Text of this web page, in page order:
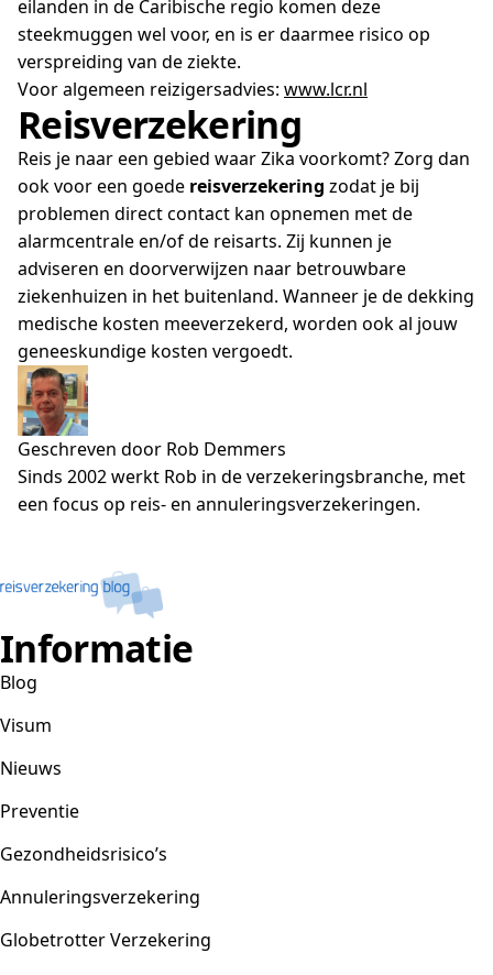
eilanden in de Caribische regio komen deze
steekmuggen wel voor, en is er daarmee risico op
verspreiding van de ziekte.
Voor algemeen reizigersadvies: www.lcr.nl
Reisverzekering
Reis je naar een gebied waar Zika voorkomt? Zorg dan
ook voor een goede reisverzekering zodat je bij
problemen direct contact kan opnemen met de
alarmcentrale en/of de reisarts. Zij kunnen je
adviseren en doorverwijzen naar betrouwbare
ziekenhuizen in het buitenland. Wanneer je de dekking
medische kosten meeverzekerd, worden ook al jouw
geneeskundige kosten vergoedt.
Geschreven door Rob Demmers
Sinds 2002 werkt Rob in de verzekeringsbranche, met
een focus op reis- en annuleringsverzekeringen.
Informatie
Blog
Visum
Nieuws
Preventie
Gezondheidsrisico’s
Annuleringsverzekering
Globetrotter Verzekering